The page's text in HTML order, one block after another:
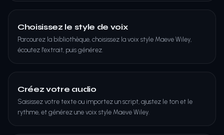
Choisissez le style de voix
Parcourez la bibliothèque, choisissez la voix style Maeve Wiley,
écoutez l'extrait, puis générez.
Créez votre audio
Saisissez votre texte ou importez un script, ajustez le ton et le
rythme, et générez une voix style Maeve Wiley.